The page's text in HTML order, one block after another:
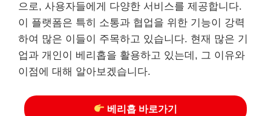
으로, 사용자들에게 다양한 서비스를 제공합니다.
이 플랫폼은 특히 소통과 협업을 위한 기능이 강력
하여 많은 이들이 주목하고 있습니다. 현재 많은 기
업과 개인이 베리홉을 활용하고 있는데, 그 이유와
이점에 대해 알아보겠습니다.
베리홉 바로가기